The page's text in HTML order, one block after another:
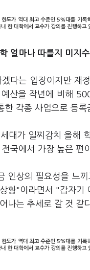
도가 역대 최고 수준인 5%대를 기록
한 대학에서 교수가 강의를 진행하고
얼마나 따를지 미지수
다는 입장이지만 재
산을 작년에 비해
각종 사업으로 등록
대가 일찌감치 올해
국에서 가장 높은 편
인상의 필요성을 느
황"이라면서 "갑자기
나는 추세로 갈 것 같
도가 역대 최고 수준인 5%대를 기록
한 대학에서 교수가 강의를 진행하고